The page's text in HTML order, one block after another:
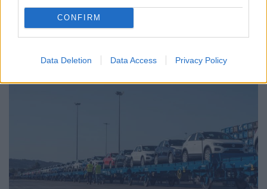
CONFIRM
Data Deletion Data Access Privacy Policy
Novo Bugatti Destrier mostra que o W16
ainda não acabou